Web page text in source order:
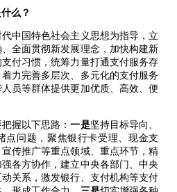
么？
中国特色社会主义思想为指导，立
全面贯彻新发展理念，加快构建新
付习惯，统筹力量打通支付服务存
力完善多层次、多元化的支付服务
员等群体提供更加优质、高效、便
把握以下思路：一是坚持目标导向、
点问题，聚焦银行卡受理、现金支
传推广等重点领域、重点环节，精
各方协作，建立中央各部门、中央
关系，激发银行、支付机构等支付